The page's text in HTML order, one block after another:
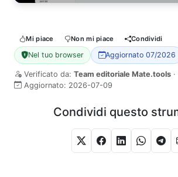
Mi piace Non mi piace Condividi
Nel tuo browser Aggiornato 07/2026
Verificato da: Team editoriale Mate.tools ·
Aggiornato: 2026-07-09
Condividi questo